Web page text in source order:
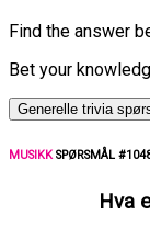
Find the answer
Bet your
Generelle trivia
MUSIKKSPØRSMÅL
Hva